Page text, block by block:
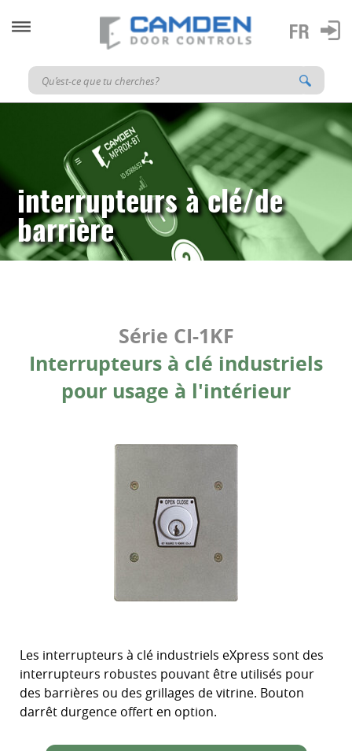
interrupteurs à clé/de
barrière
Série CI-1KF
Interrupteurs à clé industriels
pour usage à l'intérieur
Les interrupteurs à clé industriels eXpress sont des
interrupteurs robustes pouvant être utilisés pour
des barrières ou des grillages de vitrine. Bouton
darrêt durgence offert en option.